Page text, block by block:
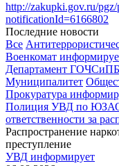
http://zakupki.gov.ru/
notificationId=6166802
Последние новости
Все
Военкомат
Департамент
Муниципалитет
Прокуратура
Полиция УВД по ЮЗАО
ответственности за
Распространение
преступление
УВД информирует